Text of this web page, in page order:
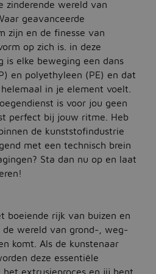
zinderende wereld van
geavanceerde
zijn en de finesse van
op zich is. in deze
is elke beweging een dans
en polyethyleen (PE) en dat
in je element voelt.
is voor jou geen
perfect bij jouw ritme. Heb
de kunststofindustrie
met een technisch brein
Sta dan nu op en laat
boeiende rijk van buizen en
wereld van grond-, weg-
komt. Als de kunstenaar
deze essentiële
het extrusieproces en jij bent
plaatsen